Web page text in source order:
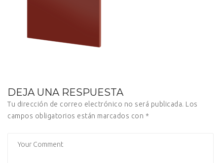
DEJA UNA RESPUESTA
Tu dirección de correo electrónico no será publicada. Los
campos obligatorios están marcados con *